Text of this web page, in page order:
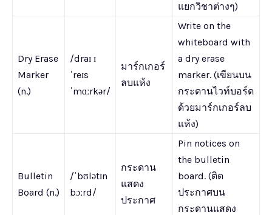
แยกวิชาต่างๆ)
Dry Erase
Marker
(n.)
/draɪ ɪ
ˈreɪs
ˈmɑːrkər/
มาร์กเกอร์
ลบแห้ง
Write on the
whiteboard with
a dry erase
marker. (เขียนบน
กระดานไวท์บอร์ด
ด้วยมาร์กเกอร์ลบ
แห้ง)
Bulletin
Board (n.)
/ˈbʊlətɪn
bɔːrd/
กระดาน
แสดง
ประกาศ
Pin notices on
the bulletin
board. (ติด
ประกาศบน
กระดานแสดง